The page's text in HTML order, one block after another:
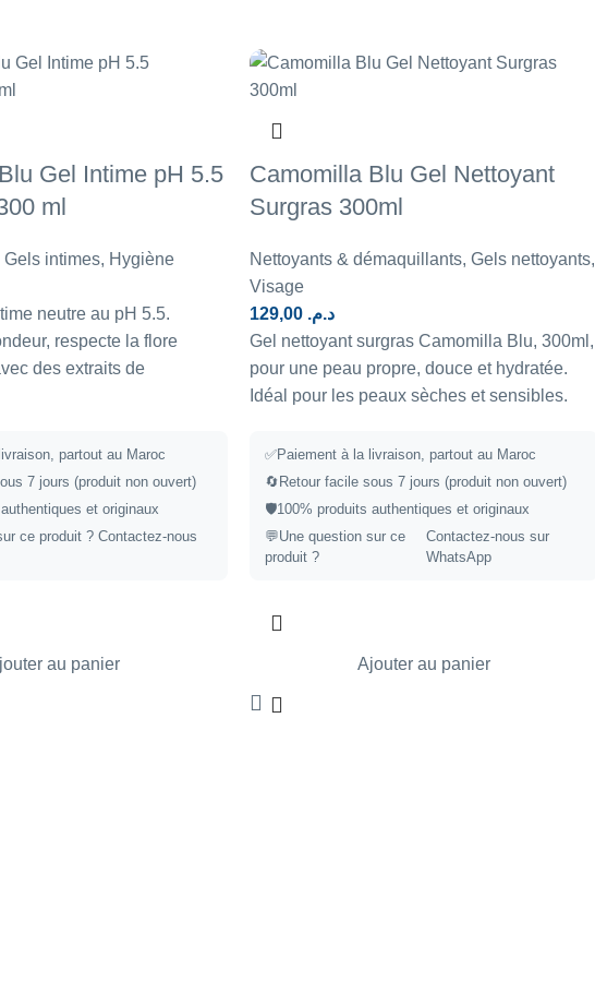
Gel Intime pH 5.5
ml
Gels intimes, Hygiène
neutre au pH 5.5.
respecte la flore
des extraits de
partout au Maroc
7 jours (produit non ouvert)
et originaux
ce produit ? Contactez-nous
au panier
Camomilla Blu Gel Nettoyant
Surgras 300ml
Nettoyants & démaquillants, Gels nettoyants,
Visage
د.م. 129,00
Gel nettoyant surgras Camomilla Blu, 300ml,
pour une peau propre, douce et hydratée.
Idéal pour les peaux sèches et sensibles.
✅Paiement à la livraison, partout au Maroc
🔄Retour facile sous 7 jours (produit non ouvert)
🛡️100% produits authentiques et originaux
💬Une question sur ce
produit ?
Contactez-nous sur
WhatsApp
Ajouter au panier